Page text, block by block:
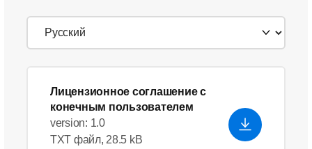
Лицензионное соглашение с
конечным пользователем
version: 1.0
TXT файл, 28.5 kB